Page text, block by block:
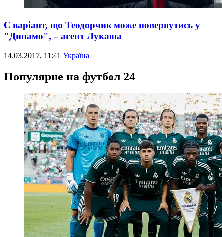
Є варіант, що Теодорчик може повернутись у
"Динамо", – агент Лукаша
14.03.2017, 11:41 Україна
Популярне на футбол 24